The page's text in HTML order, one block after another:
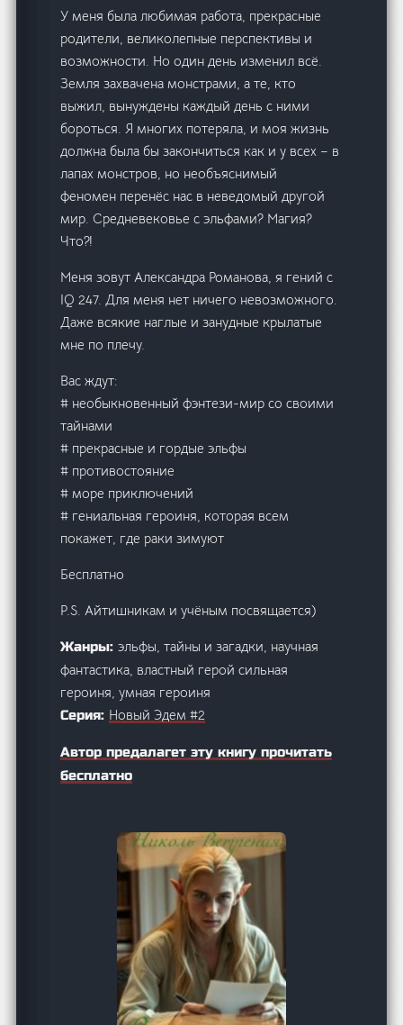
У меня была любимая работа, прекрасные
родители, великолепные перспективы и
возможности. Но один день изменил всё.
Земля захвачена монстрами, а те, кто
выжил, вынуждены каждый день с ними
бороться. Я многих потеряла, и моя жизнь
должна была бы закончиться как и у всех – в
лапах монстров, но необъяснимый
феномен перенёс нас в неведомый другой
мир. Средневековье с эльфами? Магия?
Что?!
Меня зовут Александра Романова, я гений с
IQ 247. Для меня нет ничего невозможного.
Даже всякие наглые и занудные крылатые
мне по плечу.
Вас ждут:
# необыкновенный фэнтези-мир со своими
тайнами
# прекрасные и гордые эльфы
# противостояние
# море приключений
# гениальная героиня, которая всем
покажет, где раки зимуют
Бесплатно
P.S. Айтишникам и учёным посвящается)
Жанры:эльфы, тайны и загадки, научная
фантастика, властный герой сильная
героиня, умная героиня
Серия: Новый Эдем #2
Автор предалагет эту книгу прочитать
бесплатно